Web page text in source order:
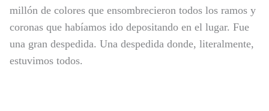
millón de colores que ensombrecieron todos los ramos y
coronas que habíamos ido depositando en el lugar. Fue
una gran despedida. Una despedida donde, literalmente,
estuvimos todos.